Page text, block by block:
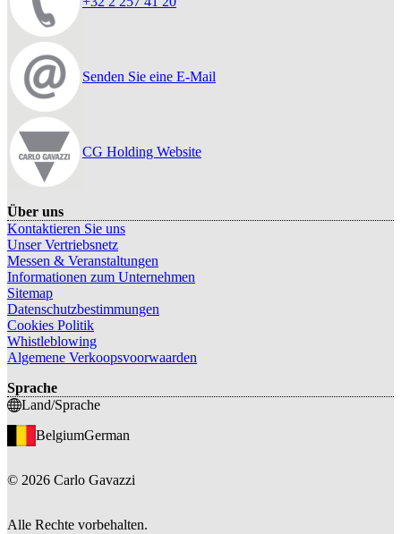
Senden Sie eine E-Mail
CG Holding Website
Über uns
Kontaktieren Sie uns
Unser Vertriebsnetz
Messen & Veranstaltungen
Informationen zum Unternehmen
Sitemap
Datenschutzbestimmungen
Cookies Politik
Whistleblowing
Algemene Verkoopsvoorwaarden
Sprache
Land/Sprache
BelgiumGerman
© 2026 Carlo Gavazzi
Alle Rechte vorbehalten.